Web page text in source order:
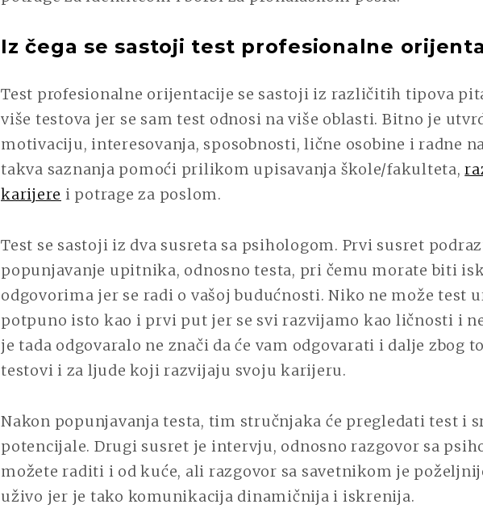
Iz čega se sastoji test profesionalne
Test profesionalne orijentacije se sastoji iz različitih tipova
više testova jer se sam test odnosi na više oblasti. Bitno je
motivaciju, interesovanja, sposobnosti, lične osobine i radne
takva saznanja pomoći prilikom upisavanja škole/fakulteta,
karijere i potrage za poslom.
Test se sastoji iz dva susreta sa psihologom. Prvi susret
popunjavanje upitnika, odnosno testa, pri čemu morate biti
odgovorima jer se radi o vašoj budućnosti. Niko ne može test
potpuno isto kao i prvi put jer se svi razvijamo kao ličnosti i
je tada odgovaralo ne znači da će vam odgovarati i dalje zbog
testovi i za ljude koji razvijaju svoju karijeru.
Nakon popunjavanja testa, tim stručnjaka će pregledati test i
potencijale. Drugi susret je intervju, odnosno razgovor sa
možete raditi i od kuće, ali razgovor sa savetnikom je
uživo jer je tako komunikacija dinamičnija i iskrenija.